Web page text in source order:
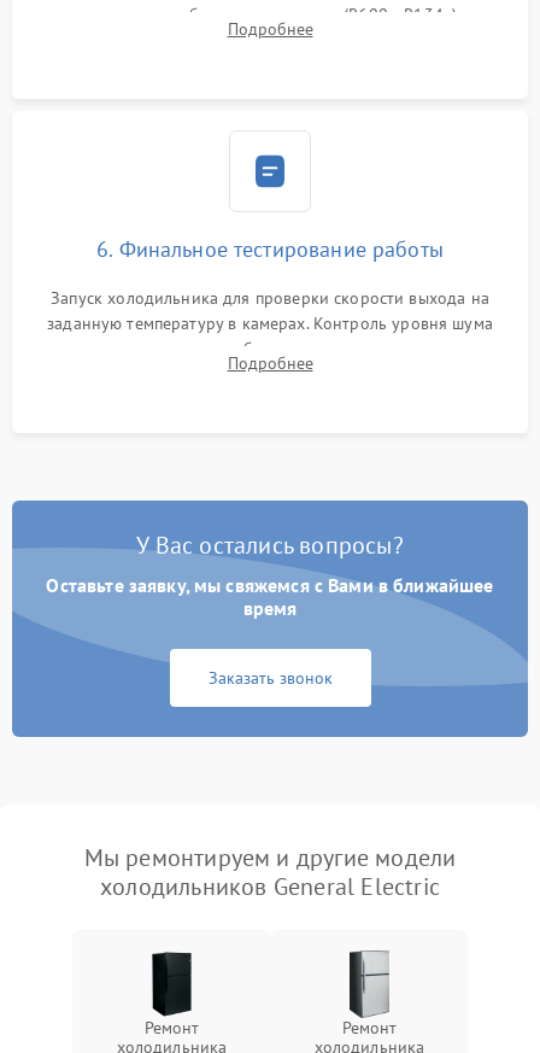
дозированным объемом хладагента (R600a, R134a) по
электронным весам. Контроль рабочего давления в системе.
Подробнее
6. Финальное тестирование работы
Запуск холодильника для проверки скорости выхода на
заданную температуру в камерах. Контроль уровня шума
компрессора, отсутствия обмерзания стенок и корректного
срабатывания системы автоматической оттайки.
Подробнее
У Вас остались вопросы?
Оставьте заявку, мы свяжемся с Вами в ближайшее
время
Заказать звонок
Мы ремонтируем и другие модели
холодильников General Electric
Ремонт
холодильника
Ремонт
холодильника